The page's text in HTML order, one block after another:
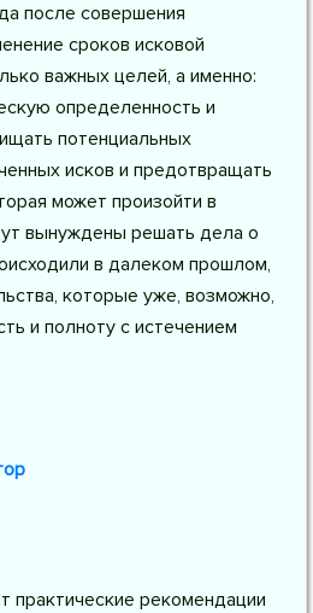
после совершения
сроков исковой
важных целей, а именно:
определенность и
потенциальных
исков и предотвращать
может произойти в
вынуждены решать дела о
в далеком прошлом,
которые уже, возможно,
и полноту с истечением
практические рекомендации